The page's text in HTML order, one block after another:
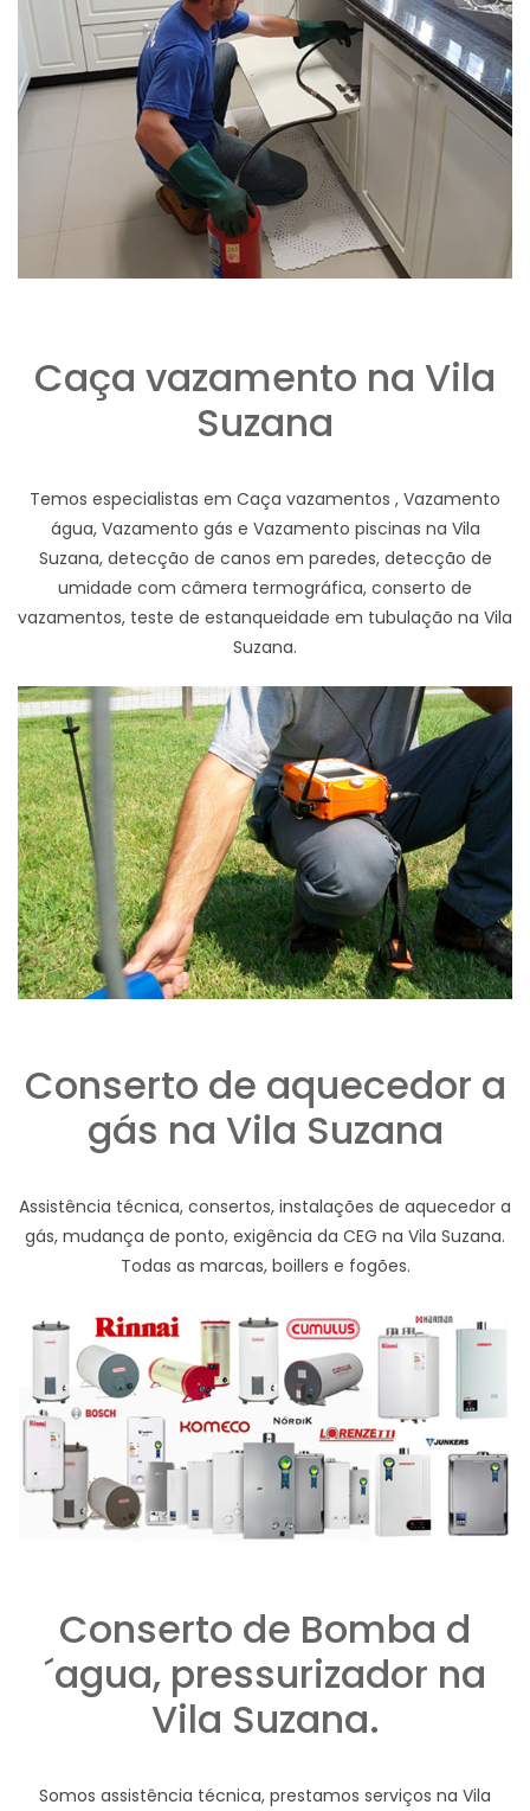
Caça vazamento na Vila
Suzana
Temos especialistas em Caça vazamentos , Vazamento
água, Vazamento gás e Vazamento piscinas na Vila
Suzana, detecção de canos em paredes, detecção de
umidade com câmera termográfica, conserto de
vazamentos, teste de estanqueidade em tubulação na Vila
Suzana.
Conserto de aquecedor a
gás na Vila Suzana
Assistência técnica, consertos, instalações de aquecedor a
gás, mudança de ponto, exigência da CEG na Vila Suzana.
Todas as marcas, boillers e fogões.
Conserto de Bomba d
´agua, pressurizador na
Vila Suzana.
Somos assistência técnica, prestamos serviços na Vila